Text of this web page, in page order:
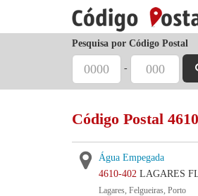
Pesquisa por Código Postal
-
Código Postal
Água Empegada
4610-402 LAGARES
Lagares, Felgueiras, Porto